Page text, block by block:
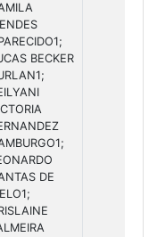
BECKER
DE